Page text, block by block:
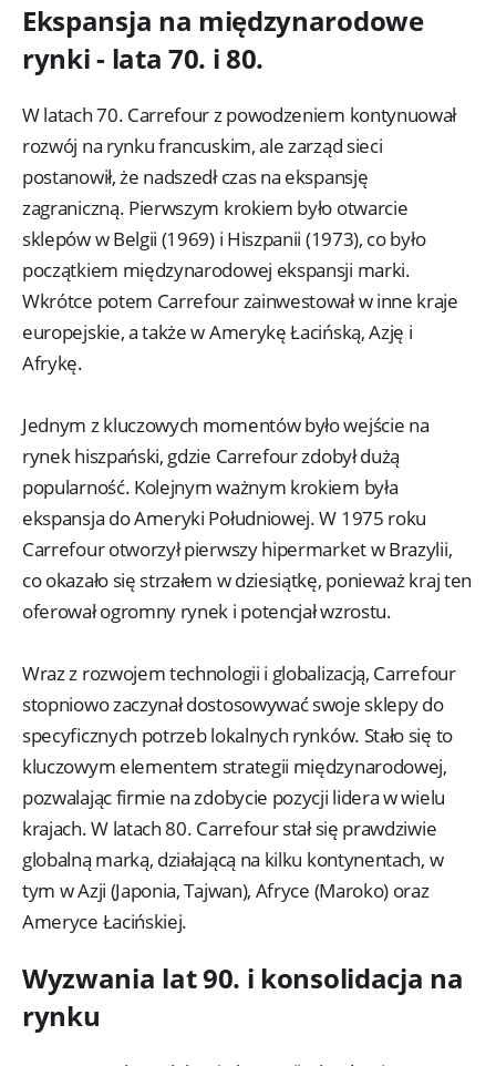
Ekspansja na międzynarodowe
rynki - lata 70. i 80.
W latach 70. Carrefour z powodzeniem kontynuował
rozwój na rynku francuskim, ale zarząd sieci
postanowił, że nadszedł czas na ekspansję
zagraniczną. Pierwszym krokiem było otwarcie
sklepów w Belgii (1969) i Hiszpanii (1973), co było
początkiem międzynarodowej ekspansji marki.
Wkrótce potem Carrefour zainwestował w inne kraje
europejskie, a także w Amerykę Łacińską, Azję i
Afrykę.
Jednym z kluczowych momentów było wejście na
rynek hiszpański, gdzie Carrefour zdobył dużą
popularność. Kolejnym ważnym krokiem była
ekspansja do Ameryki Południowej. W 1975 roku
Carrefour otworzył pierwszy hipermarket w Brazylii,
co okazało się strzałem w dziesiątkę, ponieważ kraj ten
oferował ogromny rynek i potencjał wzrostu.
Wraz z rozwojem technologii i globalizacją, Carrefour
stopniowo zaczynał dostosowywać swoje sklepy do
specyficznych potrzeb lokalnych rynków. Stało się to
kluczowym elementem strategii międzynarodowej,
pozwalając firmie na zdobycie pozycji lidera w wielu
krajach. W latach 80. Carrefour stał się prawdziwie
globalną marką, działającą na kilku kontynentach, w
tym w Azji (Japonia, Tajwan), Afryce (Maroko) oraz
Ameryce Łacińskiej.
Wyzwania lat 90. i konsolidacja na
rynku